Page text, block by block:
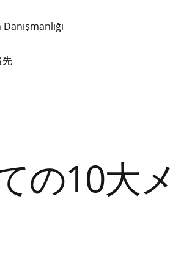
先
の10大